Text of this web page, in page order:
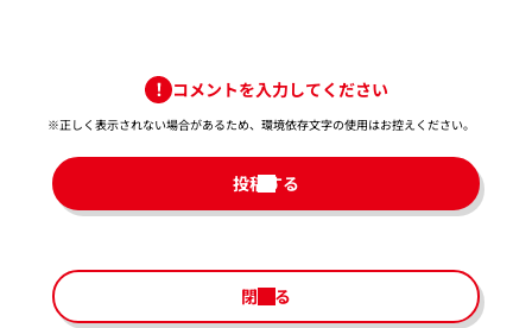
コメントを入力してください
※正しく表示されない場合があるため、環境依存文字の使用はお控えください。​
投稿する
閉じる